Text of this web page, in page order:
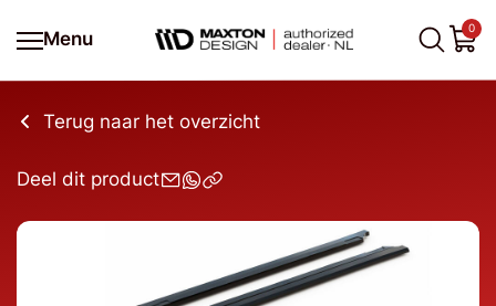
Menu
0
Terug naar het overzicht
Deel dit product